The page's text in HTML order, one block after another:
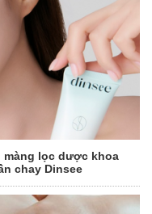
màng lọc dược khoa
chay Dinsee